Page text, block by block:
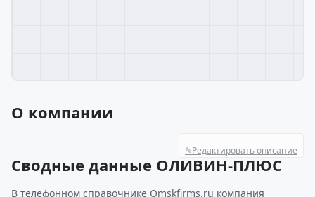
О компании
✎Редактировать описание
Сводные данные ОЛИВИН-ПЛЮС
В телефонном справочнике Omskfirms.ru компания